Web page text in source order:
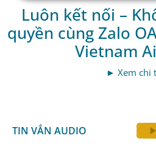
Luôn kết nối –
quyền cùng Zalo
Vietnam
► Xem chi
TIN VẮN AUDIO